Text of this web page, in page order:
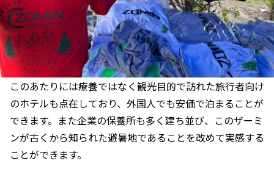
このあたりには療養ではなく観光目的で訪れた旅行者向け
のホテルも点在しており、外国人でも安価で泊まることが
できます。また企業の保養所も多く建ち並び、このザーミ
ンが古くから知られた避暑地であることを改めて実感する
ことができます。